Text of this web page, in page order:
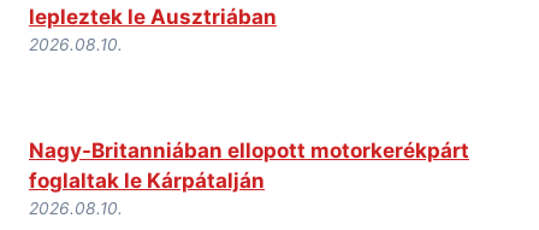
lepleztek le Ausztriában
2026.08.10.
Nagy-Britanniában ellopott motorkerékpárt
foglaltak le Kárpátalján
2026.08.10.